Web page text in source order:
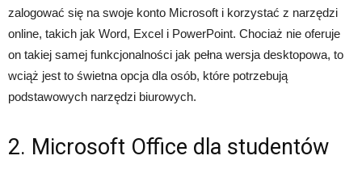
zalogować się na swoje konto Microsoft i korzystać z narzędzi
online, takich jak Word, Excel i PowerPoint. Chociaż nie oferuje
on takiej samej funkcjonalności jak pełna wersja desktopowa, to
wciąż jest to świetna opcja dla osób, które potrzebują
podstawowych narzędzi biurowych.
2. Microsoft Office dla studentów